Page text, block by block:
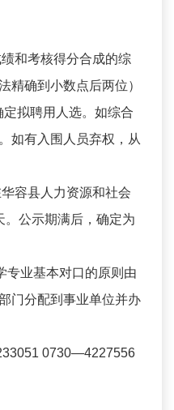
和考核得分合成的综
精确到小数点后两位）
拟聘用人选。如综合
如有入围人员弃权，从
容县人力资源和社会
。公示期满后，确定为
专业基本对口的原则由
门分配到事业单位并办
0730—4227556